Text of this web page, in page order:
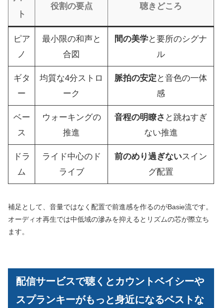
ト
役割の要点 聴きどころ
ピア
ノ
最小限の和声と
合図
間の美学と要所のシグナ
ル
ギタ
ー
均質な4分ストロ
ーク
脈拍の安定 と音色の一体
感
ベー
ス
ウォーキングの
推進
音程の明瞭さ と跳ねすぎ
ない推進
ドラ
ム
ライド中心のド
ライブ
前のめり過ぎないスイン
グ配置
補足として、音量ではなく配置で前進感を作るのがBasie流です。
オーディオ再生では中低域の滲みを抑えるとリズムの芯が際立ち
ます。
配信サービスで聴くとカウントベイシーや
スプランキーがもっと身近になるベストな